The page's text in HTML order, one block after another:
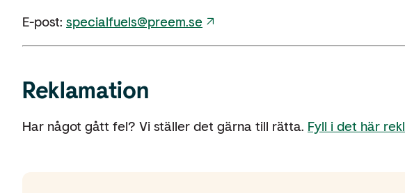
E-post: specialfuels@preem.se
Reklamation
Har något gått fel? Vi ställer det gärna till rätta. Fyll i det här